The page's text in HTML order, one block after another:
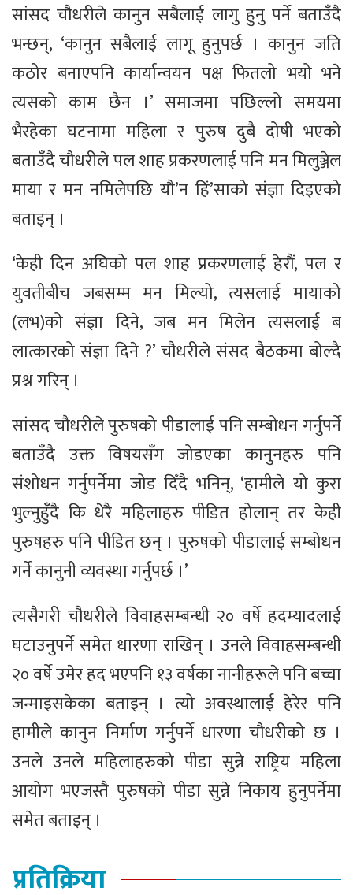
सांसद चौधरीले कानुन सबैलाई लागु हुनु पर्ने बताउँदै
भन्छन्, ‘कानुन सबैलाई लागू हुनुपर्छ । कानुन जति
कठोर बनाएपनि कार्यान्वयन पक्ष फितलो भयो भने
त्यसको काम छैन ।’ समाजमा पछिल्लो समयमा
भैरहेका घटनामा महिला र पुरुष दुबै दोषी भएको
बताउँदै चौधरीले पल शाह प्रकरणलाई पनि मन मिलुञ्जेल
माया र मन नमिलेपछि यौ’न हिं’साको संज्ञा दिइएको
बताइन् ।
‘केही दिन अघिको पल शाह प्रकरणलाई हेरौं, पल र
युवतीबीच जबसम्म मन मिल्यो, त्यसलाई मायाको
(लभ)को संज्ञा दिने, जब मन मिलेन त्यसलाई ब
लात्कारको संज्ञा दिने ?’ चौधरीले संसद बैठकमा बोल्दै
प्रश्न गरिन् ।
सांसद चौधरीले पुरुषको पीडालाई पनि सम्बोधन गर्नुपर्ने
बताउँदै उक्त विषयसँग जोडएका कानुनहरु पनि
संशोधन गर्नुपर्नेमा जोड दिँदै भनिन्, ‘हामीले यो कुरा
भुल्नुहुँदै कि धेरै महिलाहरु पीडित होलान् तर केही
पुरुषहरु पनि पीडित छन् । पुरुषको पीडालाई सम्बोधन
गर्ने कानुनी व्यवस्था गर्नुपर्छ ।’
त्यसैगरी चौधरीले विवाहसम्बन्धी २० वर्षे हदम्यादलाई
घटाउनुपर्ने समेत धारणा राखिन् । उनले विवाहसम्बन्धी
२० वर्षे उमेर हद भएपनि १३ वर्षका नानीहरूले पनि बच्चा
जन्माइसकेका बताइन् । त्यो अवस्थालाई हेरेर पनि
हामीले कानुन निर्माण गर्नुपर्ने धारणा चौधरीको छ ।
उनले उनले महिलाहरुको पीडा सुन्ने राष्ट्रिय महिला
आयोग भएजस्तै पुरुषको पीडा सुन्ने निकाय हुनुपर्नेमा
समेत बताइन् ।
प्रतिक्रिया